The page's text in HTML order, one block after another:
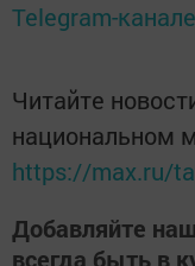
Telegram-канале
Читайте
национальном
https://max.ru/
Добавляйте
всегда быть в